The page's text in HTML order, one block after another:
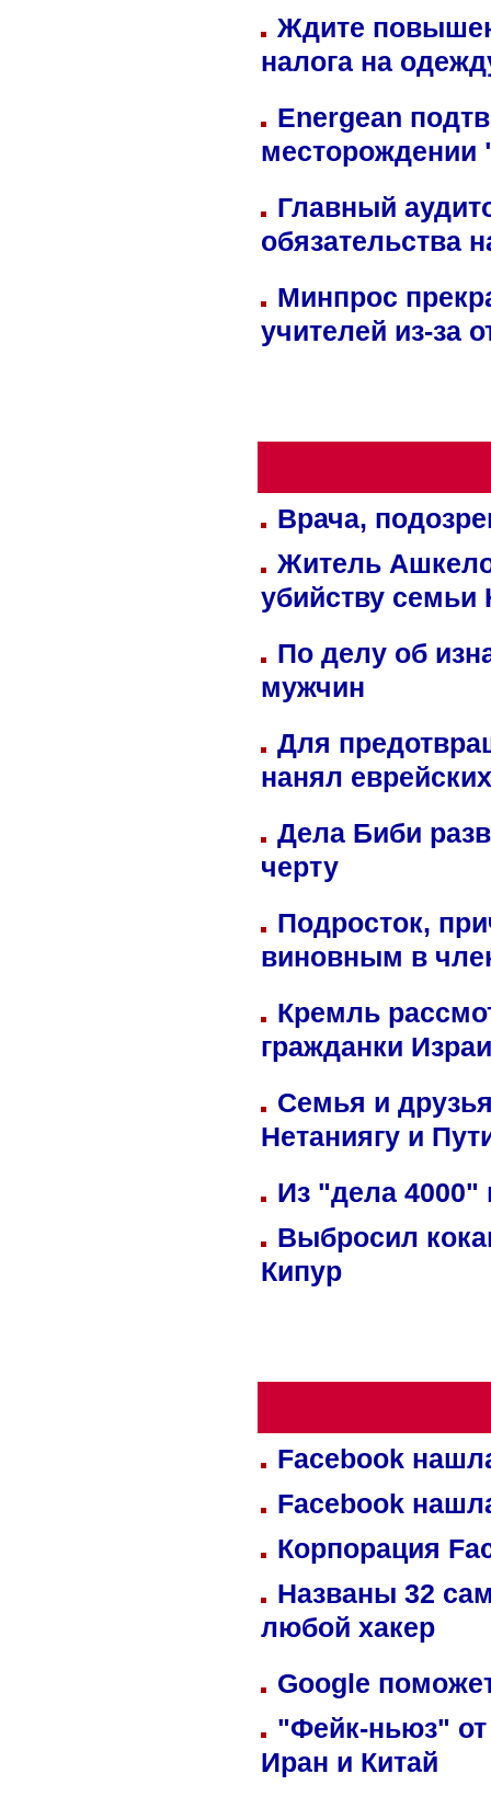
Ждите
налога на
Energean
Главный
обязательства
Минпрос
учителей из-за
Врача,
Житель
убийству семьи
По делу об
мужчин
Для
нанял
Дела Биби
черту
Подросток,
виновным в
Кремль
гражданки
Семья и
Нетаниягу и
Из "дела 4000"
Выбросил
Кипур
Facebook
Facebook
Корпорация
Названы 32
любой хакер
Google
"Фейк-ньюз" от
Иран и Китай